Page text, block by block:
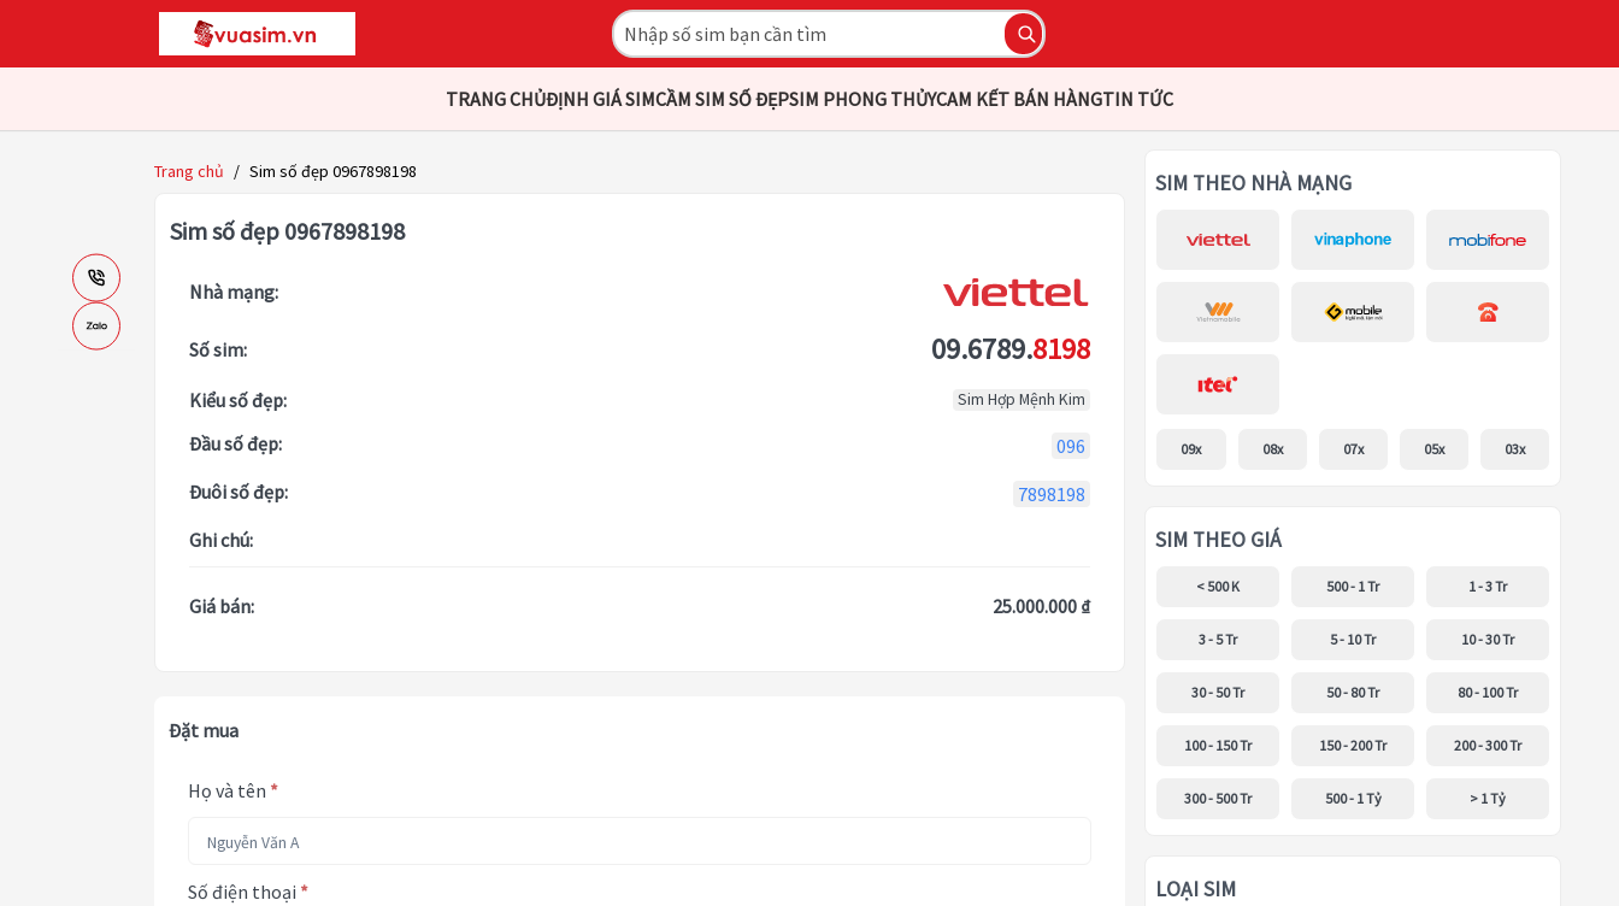
TRANG CHỦĐỊNH GIÁ SIMCẦM SIM SỐ ĐẸPSIM PHONG THỦYCAM KẾT BÁN HÀNGTIN TỨC
Trang chủ / Sim số đẹp 0967898198
Sim số đẹp 0967898198
Nhà mạng:
Số sim: 09.6789.8198
Kiểu số đẹp: Sim Hợp Mệnh Kim
Đầu số đẹp:
096
Đuôi số đẹp:
7898198
Ghi chú:
Giá bán: 25.000.000 ₫
Đặt mua
Họ và tên *
Số điện thoại *
SIM THEO NHÀ MẠNG
09x 08x 07x 05x 03x
SIM THEO GIÁ
< 500 K 500 - 1 Tr 1 - 3 Tr
3 - 5 Tr 5 - 10 Tr 10 - 30 Tr
30 - 50 Tr 50 - 80 Tr 80 - 100 Tr
100 - 150 Tr 150 - 200 Tr 200 - 300 Tr
300 - 500 Tr 500 - 1 Tỷ > 1 Tỷ
LOẠI SIM